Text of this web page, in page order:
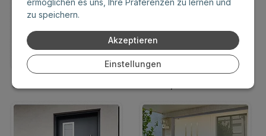
zu speichern.
Akzeptieren
Einstellungen
Glattes Lamino